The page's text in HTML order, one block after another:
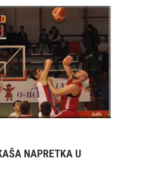
NAPRETKA U